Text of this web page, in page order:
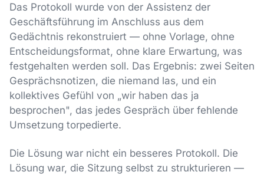
Das Protokoll wurde von der Assistenz der
Geschäftsführung im Anschluss aus dem
Gedächtnis rekonstruiert — ohne Vorlage, ohne
Entscheidungsformat, ohne klare Erwartung, was
festgehalten werden soll. Das Ergebnis: zwei Seiten
Gesprächsnotizen, die niemand las, und ein
kollektives Gefühl von „wir haben das ja
besprochen", das jedes Gespräch über fehlende
Umsetzung torpedierte.
Die Lösung war nicht ein besseres Protokoll. Die
Lösung war, die Sitzung selbst zu strukturieren —